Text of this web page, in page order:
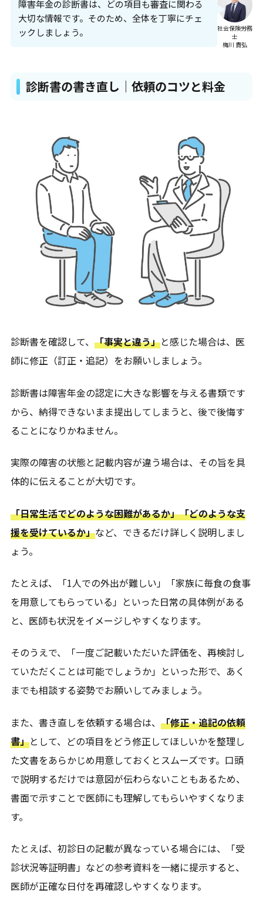
障害年金の診断書は、どの項目も審査に関わる
大切な情報です。そのため、全体を丁寧にチェ
ックしましょう。
社会保険労務
士
梅川 貴弘
診断書の書き直し｜依頼のコツと料金
診断書を確認して、 「事実と違う」と感じた場合は、医
師に修正（訂正・追記）をお願いしましょう。
診断書は障害年金の認定に大きな影響を与える書類です
から、納得できないまま提出してしまうと、後で後悔す
ることになりかねません。
実際の障害の状態と記載内容が違う場合は、その旨を具
体的に伝えることが大切です。
「日常生活でどのような困難があるか」「どのような支
援を受けているか」など、できるだけ詳しく説明しまし
ょう。
たとえば、「1人での外出が難しい」「家族に毎食の食事
を用意してもらっている」といった日常の具体例がある
と、医師も状況をイメージしやすくなります。
そのうえで、「一度ご記載いただいた評価を、再検討し
ていただくことは可能でしょうか」といった形で、あく
までも相談する姿勢でお願いしてみましょう。
また、書き直しを依頼する場合は、 「修正・追記の依頼
書」として、どの項目をどう修正してほしいかを整理し
た文書をあらかじめ用意しておくとスムーズです。口頭
で説明するだけでは意図が伝わらないこともあるため、
書面で示すことで医師にも理解してもらいやすくなりま
す。
たとえば、初診日の記載が異なっている場合には、「受
診状況等証明書」などの参考資料を一緒に提示すると、
医師が正確な日付を再確認しやすくなります。